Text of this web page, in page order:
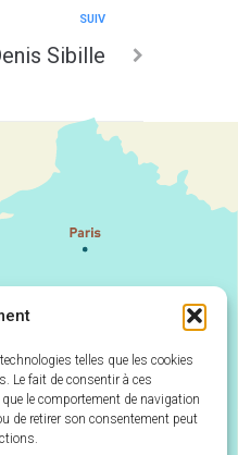
telles que les cookies
Le fait de consentir à ces
le comportement de navigation
de retirer son consentement peut
SUIV
Sibille